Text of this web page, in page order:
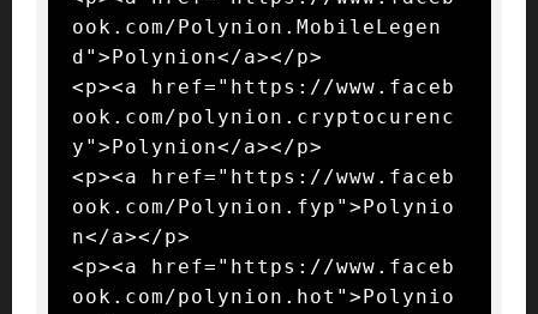
ook.com/Polynion.MobileLegen
d">Polynion</a></p>
<p><a href="https://www.faceb
ook.com/polynion.cryptocurenc
y">Polynion</a></p>
<p><a href="https://www.faceb
ook.com/Polynion.fyp">Polynio
n</a></p>
<p><a href="https://www.faceb
ook.com/polynion.hot">Polynio